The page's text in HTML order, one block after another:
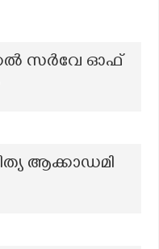
സർവേ ഓഫ്
ആക്കാഡമി